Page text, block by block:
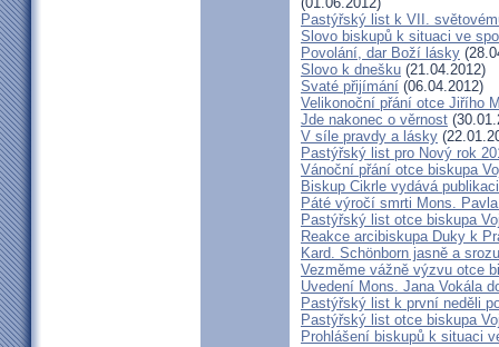
Pastýřský list k VII.
Slovo biskupů k situaci ve
Povolání, dar Boží lásky
Slovo k dnešku (21.04.2012)
Svaté přijímání (06.04.2012)
Velikonoční přání otce Jiřího
Jde nakonec o věrnost
V síle pravdy a lásky
Pastýřský list pro Nový rok
Vánoční přání otce biskupa
Biskup Cikrle vydává
Páté výročí smrti Mons.
Pastýřský list otce biskupa
Reakce arcibiskupa Duky k
Kard. Schönborn jasně a
Vezměme vážně výzvu otce
Uvedení Mons. Jana Vokála
Pastýřský list k první neděli
Pastýřský list otce biskupa
Prohlášení biskupů k situaci